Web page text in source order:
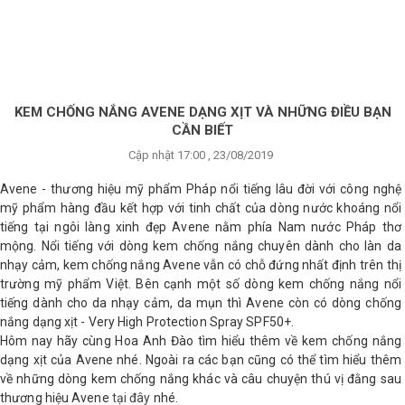
KEM CHỐNG NẮNG AVENE DẠNG XỊT VÀ NHỮNG ĐIỀU BẠN
CẦN BIẾT
Cập nhật 17:00 , 23/08/2019
Avene - thương hiệu mỹ phẩm Pháp nổi tiếng lâu đời với công nghệ
mỹ phẩm hàng đầu kết hợp với tinh chất của dòng nước khoáng nổi
tiếng tại ngôi làng xinh đẹp Avene nằm phía Nam nước Pháp thơ
mộng. Nổi tiếng với dòng kem chống nắng chuyên dành cho làn da
nhạy cảm, kem chống nắng Avene vẫn có chỗ đứng nhất định trên thị
trường mỹ phẩm Việt. Bên cạnh một số dòng kem chống nắng nổi
tiếng dành cho da nhạy cảm, da mụn thì Avene còn có dòng chống
nắng dạng xịt - Very High Protection Spray SPF50+.
Hôm nay hãy cùng Hoa Anh Đào tìm hiểu thêm về kem chống nắng
dạng xịt của Avene nhé. Ngoài ra các bạn cũng có thể tìm hiểu thêm
về những dòng kem chống nắng khác và câu chuyện thú vị đằng sau
thương hiệu Avene tại đây nhé.